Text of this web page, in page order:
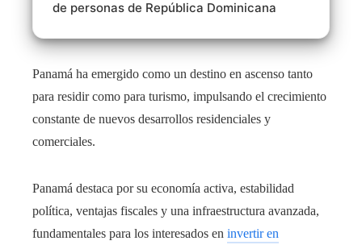
de personas de República Dominicana
Panamá ha emergido como un destino en ascenso tanto
para residir como para turismo, impulsando el crecimiento
constante de nuevos desarrollos residenciales y
comerciales.
Panamá destaca por su economía activa, estabilidad
política, ventajas fiscales y una infraestructura avanzada,
fundamentales para los interesados en invertir en